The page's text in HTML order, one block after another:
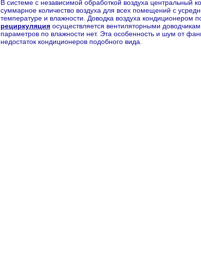
В системе с независимой обработкой воздуха центральный
суммарное количество воздуха для всех помещений с
температуре и влажности. Доводка воздуха кондиционером
рециркуляция осуществляется вентиляторными
параметров по влажности нет. Эта особенность и шум от
недостаток кондиционеров подобного вида.